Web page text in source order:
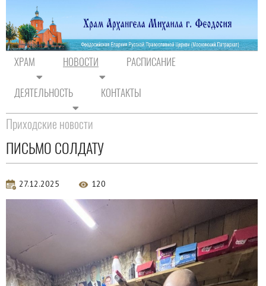
ХРАМ НОВОСТИ РАСПИСАНИЕ
ДЕЯТЕЛЬНОСТЬ КОНТАКТЫ
Приходские новости
ПИСЬМО СОЛДАТУ
27.12.2025 120